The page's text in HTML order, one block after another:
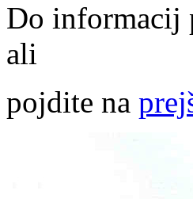
Do informacij
ali
pojdite na